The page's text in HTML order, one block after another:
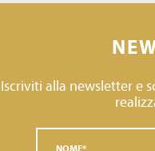
Iscriviti alla newsletter e